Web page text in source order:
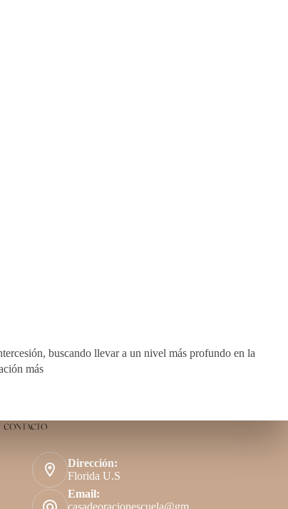
buscando llevar a un nivel más profundo en la
más
CONTACTO
Dirección:
Florida U.S
Email:
casadeoracionescuela@gm